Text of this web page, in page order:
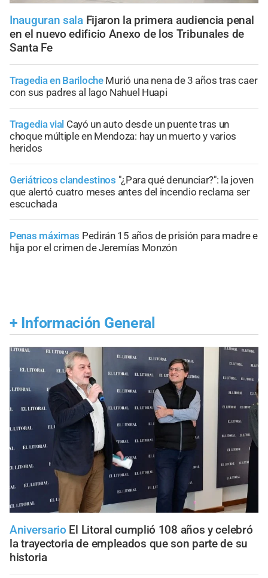
Inauguran sala Fijaron la primera audiencia penal
en el nuevo edificio Anexo de los Tribunales de
Santa Fe
Tragedia en Bariloche Murió una nena de 3 años tras caer
con sus padres al lago Nahuel Huapi
Tragedia vial Cayó un auto desde un puente tras un
choque múltiple en Mendoza: hay un muerto y varios
heridos
Geriátricos clandestinos "¿Para qué denunciar?": la joven
que alertó cuatro meses antes del incendio reclama ser
escuchada
Penas máximas Pedirán 15 años de prisión para madre e
hija por el crimen de Jeremías Monzón
+ Información General
Aniversario El Litoral cumplió 108 años y celebró
la trayectoria de empleados que son parte de su
historia